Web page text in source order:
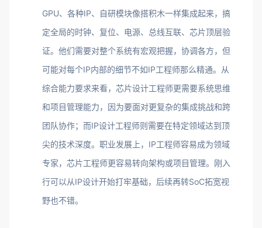
GPU、各种IP、自研模块像搭积木一样集成起来，搞
定全局的时钟、复位、电源、总线互联、芯片顶层验
证。他们需要对整个系统有宏观把握，协调各方，但
可能对每个IP内部的细节不如IP工程师那么精通。从
综合能力要求来看，芯片设计工程师更需要系统思维
和项目管理能力，因为要面对更复杂的集成挑战和跨
团队协作；而IP设计工程师则需要在特定领域达到顶
尖的技术深度。职业发展上，IP工程师容易成为领域
专家，芯片工程师更容易转向架构或项目管理。刚入
行可以从IP设计开始打牢基础，后续再转SoC拓宽视
野也不错。